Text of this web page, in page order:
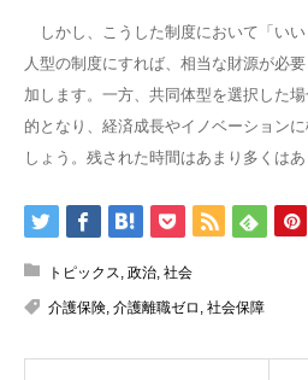
しかし、こうした制度において「い
人型の制度にすれば、相当な財源が必
加します。一方、共同体型を選択した
的となり、経済成長やイノベーション
しょう。残された時間はあまり多くはあ
トピックス, 政治, 社会
介護保険, 介護離職ゼロ , 社会保障